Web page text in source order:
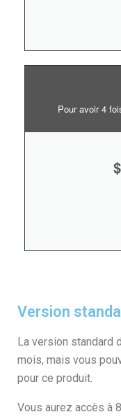
Pour avoir 4
$
Version
La version standard
mois, mais vous
pour ce produit.
Vous aurez accès à